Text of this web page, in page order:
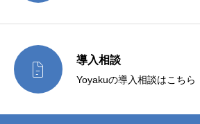
 導入相談
Yoyakuの導入相談はこちら